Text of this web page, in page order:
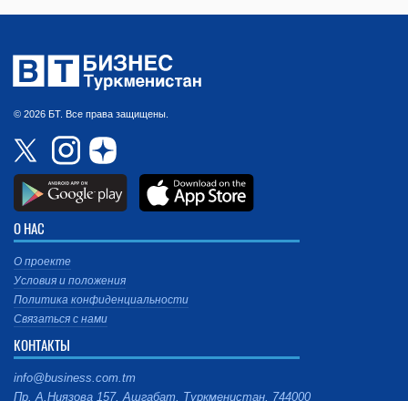
© 2026 БТ. Все права защищены.
О НАС
О проекте
Условия и положения
Политика конфиденциальности
Связаться с нами
КОНТАКТЫ
info@business.com.tm
Пр. А.Ниязова 157, Ашгабат, Туркменистан, 744000